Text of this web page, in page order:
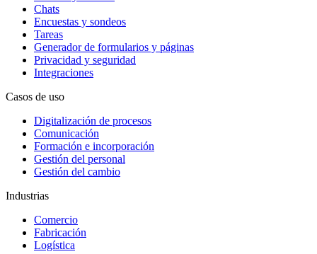
Chats
Encuestas y sondeos
Tareas
Generador de formularios y páginas
Privacidad y seguridad
Integraciones
Casos de uso
Digitalización de procesos
Comunicación
Formación e incorporación
Gestión del personal
Gestión del cambio
Industrias
Comercio
Fabricación
Logística